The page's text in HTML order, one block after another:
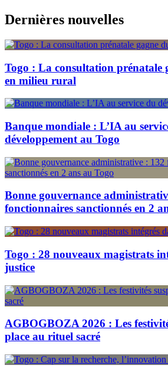
Skip
to
content
Dernières nouvelles
Togo : La consultation prénatale
en milieu rural
Banque mondiale : L’IA au
développement au Togo
Bonne gouvernance
fonctionnaires sanctionnés en 2
Togo : 28 nouveaux magistrats
justice
AGBOGBOZA 2026 : Les
place au rituel sacré